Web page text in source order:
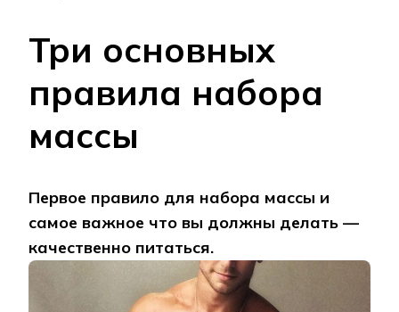
Три основных
правила набора
массы
Первое правило для набора массы и
самое важное что вы должны делать —
качественно питаться.